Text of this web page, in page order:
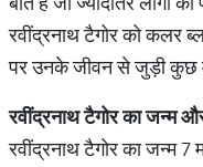
रवींद्रनाथ टैगोर को कलर
पर उनके जीवन से जुड़ी कुछ
रवींद्रनाथ टैगोर का जन्म
रवींद्रनाथ टैगोर का जन्म